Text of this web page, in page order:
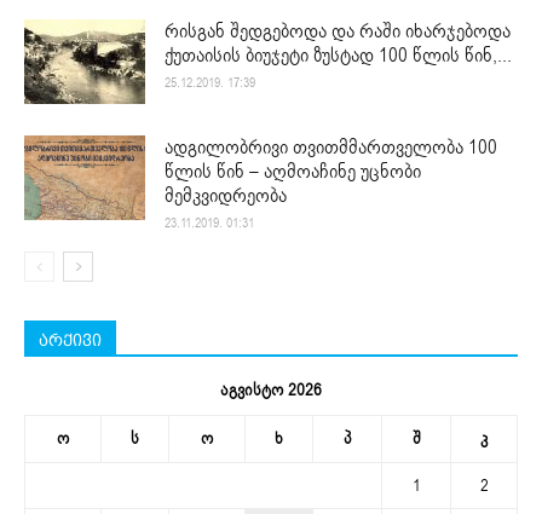
რისგან შედგებოდა და რაში იხარჯებოდა
ქუთაისის ბიუჯეტი ზუსტად 100 წლის წინ,...
25.12.2019. 17:39
ადგილობრივი თვითმმართველობა 100
წლის წინ – აღმოაჩინე უცნობი
მემკვიდრეობა
23.11.2019. 01:31
არქივი
აგვისტო 2026
ო ს ო ხ პ შ კ
1
2